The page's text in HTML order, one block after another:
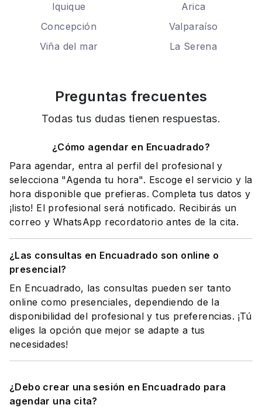
Iquique
Arica
Concepción
Valparaíso
Viña del mar
La Serena
Preguntas frecuentes
Todas tus dudas tienen respuestas.
¿Cómo agendar en Encuadrado?
Para agendar, entra al perfil del profesional y
selecciona "Agenda tu hora". Escoge el servicio y la
hora disponible que prefieras. Completa tus datos y
¡listo! El profesional será notificado. Recibirás un
correo y WhatsApp recordatorio antes de la cita.
¿Las consultas en Encuadrado son online o
presencial?
En Encuadrado, las consultas pueden ser tanto
online como presenciales, dependiendo de la
disponibilidad del profesional y tus preferencias. ¡Tú
eliges la opción que mejor se adapte a tus
necesidades!
¿Debo crear una sesión en Encuadrado para
agendar una cita?